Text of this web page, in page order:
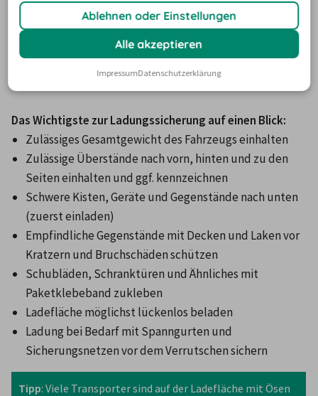
Nicht oder schlecht gesicherte Ladung ist daher nicht nur
gefährlich für Sie und andere im Straßenverkehr,
sondern geht auch mit hohen Bußgeldern und sogar
Punkten in Flensburg einher.
Das Wichtigste zur Ladungssicherung auf einen Blick:
Zulässiges Gesamtgewicht des Fahrzeugs einhalten
Zulässige Überstände nach vorn, hinten und zu den
Seiten einhalten und ggf. kennzeichnen
Schwere Kisten, Geräte und Gegenstände nach unten
(zuerst einladen)
Empfindliche Gegenstände mit Decken und Laken vor
Kratzern und Bruchschäden schützen
Schubläden, Schranktüren und Ähnliches mit
Paketklebeband zukleben
Ladefläche möglichst lückenlos beladen
Ladung bei Bedarf mit Spanngurten und
Sicherungsnetzen vor dem Verrutschen sichern
Tipp: Viele Transporter sind auf der Ladefläche mit Ösen
Ablehnen oder Einstellungen
Alle akzeptieren
ImpressumDatenschutzerklärung